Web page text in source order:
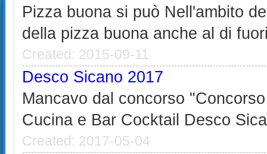
Pizza buona si può Nell'ambito
della pizza buona anche al di
Created: 2015-09-11
Desco Sicano 2017
Mancavo dal concorso
Cucina e Bar Cocktail Desco
Created: 2017-05-04